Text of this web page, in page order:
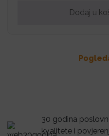
Dodaj u
30 godina
kvalitete i